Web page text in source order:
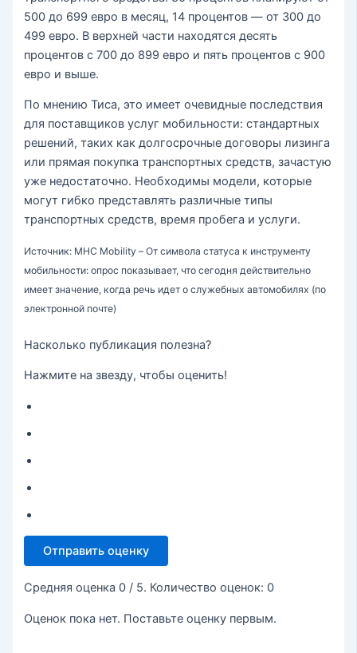
500 до 699 евро в месяц, 14 процентов — от 300 до
499 евро. В верхней части находятся десять
процентов с 700 до 899 евро и пять процентов с 900
евро и выше.
По мнению Тиса, это имеет очевидные последствия
для поставщиков услуг мобильности: стандартных
решений, таких как долгосрочные договоры лизинга
или прямая покупка транспортных средств, зачастую
уже недостаточно. Необходимы модели, которые
могут гибко представлять различные типы
транспортных средств, время пробега и услуги.
Источник: MHC Mobility – От символа статуса к инструменту
мобильности: опрос показывает, что сегодня действительно
имеет значение, когда речь идет о служебных автомобилях (по
электронной почте)
Насколько публикация полезна?
Нажмите на звезду, чтобы оценить!
Отправить оценку
Средняя оценка 0 / 5. Количество оценок: 0
Оценок пока нет. Поставьте оценку первым.